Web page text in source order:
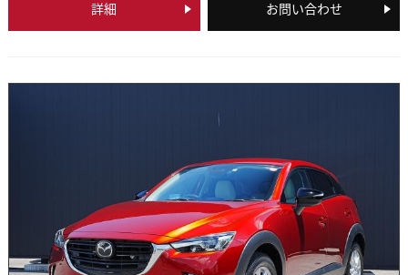
詳細 お問い合わせ